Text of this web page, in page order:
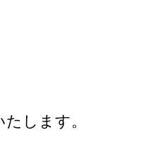
します。